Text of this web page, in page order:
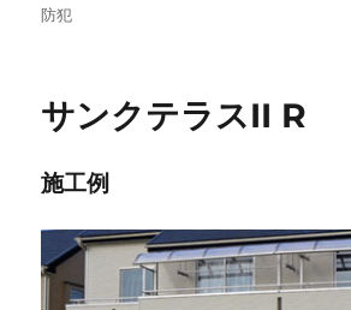
防犯
サンクテラスII R
施工例